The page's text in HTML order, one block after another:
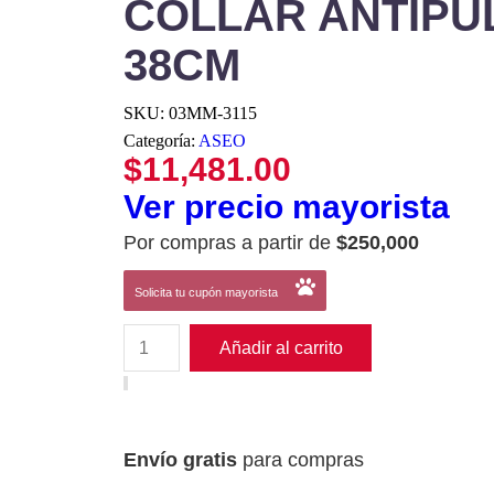
COLLAR
38CM
SKU: 03MM-3115
Categoría: ASEO
$11,481.00
Ver precio mayorista
Por compras a partir de $250,000
Solicita tu cupón mayorista
Añadir al carrito
Envío gratis para compras